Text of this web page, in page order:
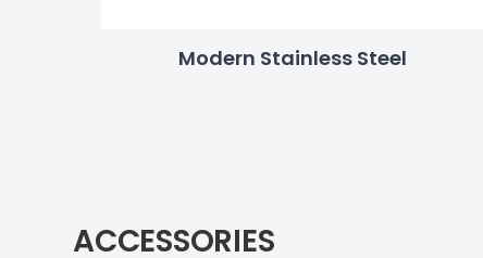
Modern Stainless Steel
ACCESSORIES